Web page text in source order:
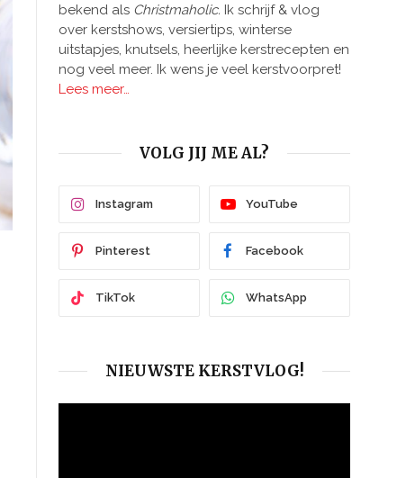
bekend als Christmaholic. Ik schrijf & vlog
over kerstshows, versiertips, winterse
uitstapjes, knutsels, heerlijke kerstrecepten en
nog veel meer. Ik wens je veel kerstvoorpret!
Lees meer…
VOLG JIJ ME AL?
Instagram YouTube
Pinterest Facebook
TikTok WhatsApp
NIEUWSTE KERSTVLOG!